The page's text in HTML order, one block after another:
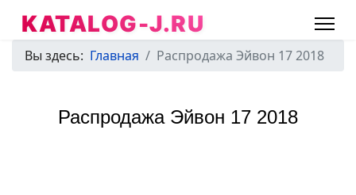
KATALOG-J.RU
Вы здесь: Главная Распродажа Эйвон 17 2018
Распродажа Эйвон 17 2018